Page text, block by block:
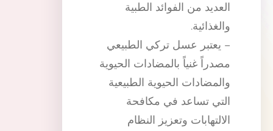
العديد من الفوائد الطبية
والغذائية.
– يعتبر عسل تركي الطبيعي
مصدراً غنياً بالمضادات الحيوية
والمضادات الحيوية الطبيعية
التي تساعد في مكافحة
الالتهابات وتعزيز النظام